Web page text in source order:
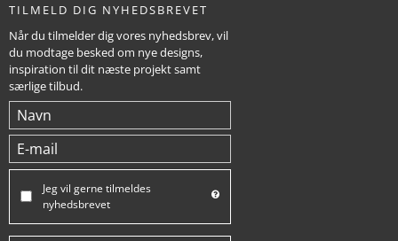
TILMELD DIG NYHEDSBREVET
Når du tilmelder dig vores nyhedsbrev, vil
du modtage besked om nye designs,
inspiration til dit næste projekt samt
særlige tilbud.
Jeg vil gerne tilmeldes
nyhedsbrevet